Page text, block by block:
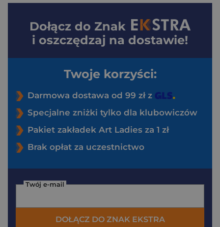
Dołącz do Znak
i oszczędzaj na dostawie!
Twoje korzyści:
Darmowa dostawa od 99 zł z
Specjalne zniżki tylko dla klubowiczów
Pakiet zakładek Art Ladies za 1 zł
Brak opłat za uczestnictwo
Twój e-mail
DOŁĄCZ DO ZNAK EKSTRA